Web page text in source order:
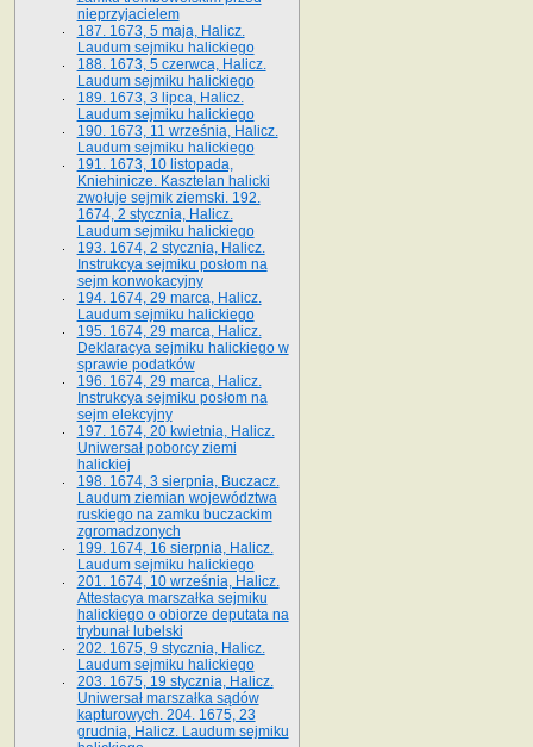
nieprzyjacielem
187. 1673, 5 maja, Halicz.
Laudum sejmiku halickiego
188. 1673, 5 czerwca, Halicz.
Laudum sejmiku halickiego
189. 1673, 3 lipca, Halicz.
Laudum sejmiku halickiego
190. 1673, 11 września, Halicz.
Laudum sejmiku halickiego
191. 1673, 10 listopada,
Kniehinicze. Kasztelan halicki
zwołuje sejmik ziemski. 192.
1674, 2 stycznia, Halicz.
Laudum sejmiku halickiego
193. 1674, 2 stycznia, Halicz.
Instrukcya sejmiku posłom na
sejm konwokacyjny
194. 1674, 29 marca, Halicz.
Laudum sejmiku halickiego
195. 1674, 29 marca, Halicz.
Deklaracya sejmiku halickiego w
sprawie podatków
196. 1674, 29 marca, Halicz.
Instrukcya sejmiku posłom na
sejm elekcyjny
197. 1674, 20 kwietnia, Halicz.
Uniwersał poborcy ziemi
halickiej
198. 1674, 3 sierpnia, Buczacz.
Laudum ziemian województwa
ruskiego na zamku buczackim
zgromadzonych
199. 1674, 16 sierpnia, Halicz.
Laudum sejmiku halickiego
201. 1674, 10 września, Halicz.
Attestacya marszałka sejmiku
halickiego o obiorze deputata na
trybunał lubelski
202. 1675, 9 stycznia, Halicz.
Laudum sejmiku halickiego
203. 1675, 19 stycznia, Halicz.
Uniwersał marszałka sądów
kapturowych. 204. 1675, 23
grudnia, Halicz. Laudum sejmiku